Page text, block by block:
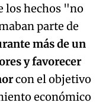
los hechos "no
parte de
más de un
y favorecer
con el objetivo
económico